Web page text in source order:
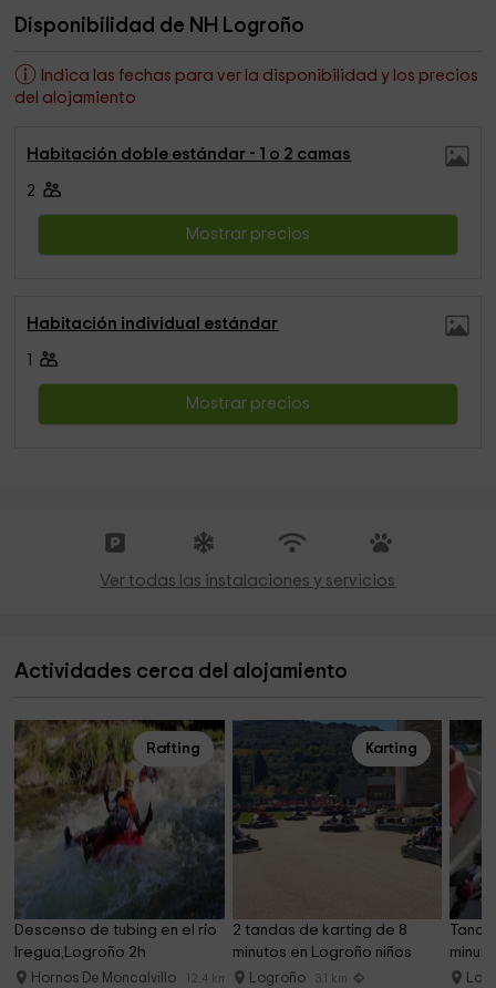
Disponibilidad de NH Logroño
Indica las fechas para ver la disponibilidad y los precios
del alojamiento
Habitación doble estándar - 1 o 2 camas
2
Mostrar precios
Habitación individual estándar
Mostrar precios
Ver todas las instalaciones y servicios
Actividades cerca del alojamiento
Rafting
Descenso de tubing en el río
Iregua,Logroño 2h
Hornos De Moncalvillo 12.4 km
Karting
2 tandas de karting de 8
minutos en Logroño niños
Logroño 3.1 km